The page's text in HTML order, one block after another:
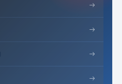
→
→
→
→